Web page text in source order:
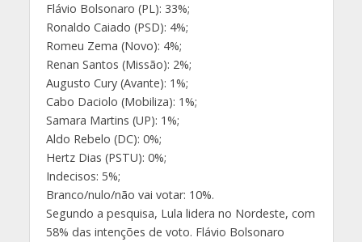
Flávio Bolsonaro (PL): 33%;
Ronaldo Caiado (PSD): 4%;
Romeu Zema (Novo): 4%;
Renan Santos (Missão): 2%;
Augusto Cury (Avante): 1%;
Cabo Daciolo (Mobiliza): 1%;
Samara Martins (UP): 1%;
Aldo Rebelo (DC): 0%;
Hertz Dias (PSTU): 0%;
Indecisos: 5%;
Branco/nulo/não vai votar: 10%.
Segundo a pesquisa, Lula lidera no Nordeste, com
58% das intenções de voto. Flávio Bolsonaro